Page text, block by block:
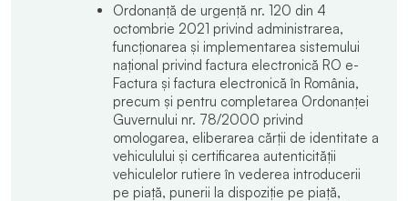
Ordonanță de urgență nr. 120 din 4
octombrie 2021 privind administrarea,
funcționarea și implementarea sistemului
național privind factura electronică RO e-
Factura și factura electronică în România,
precum și pentru completarea Ordonanței
Guvernului nr. 78/2000 privind
omologarea, eliberarea cărții de identitate a
vehiculului și certificarea autenticității
vehiculelor rutiere în vederea introducerii
pe piață, punerii la dispoziție pe piață,